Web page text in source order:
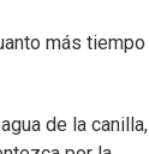
más tiempo
de la canilla,